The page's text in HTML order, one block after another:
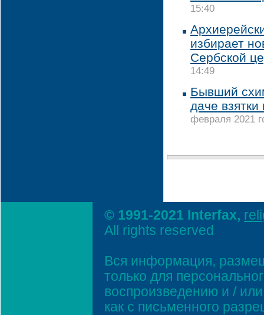
15:40
избирает
Сербской
14:49
Бывший
даче
февраля 2021
© 1991-2021 Interfax,
All rights reserved
Вся информация,
только для
воспроизведению и /
как с письменного